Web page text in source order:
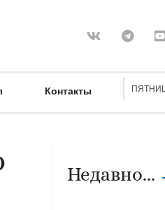
Контакты
Недавно...